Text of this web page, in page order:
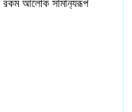
রকম আলোক সামান‍্যরূপ